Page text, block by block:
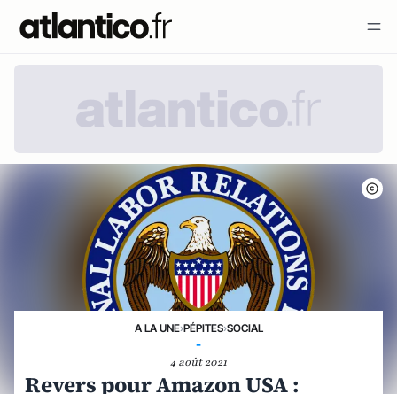
A LA UNE›PÉPITES›SOCIAL
-
4 août 2021
Revers pour Amazon USA :